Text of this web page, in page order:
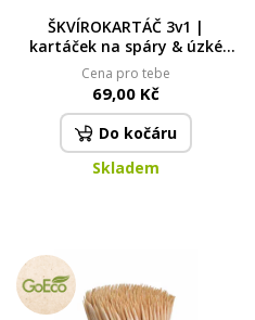
ŠKVÍROKARTÁČ 3v1 |
kartáček na spáry & úzké
prostory
Cena pro tebe
69,00 Kč
Do kočáru
Skladem